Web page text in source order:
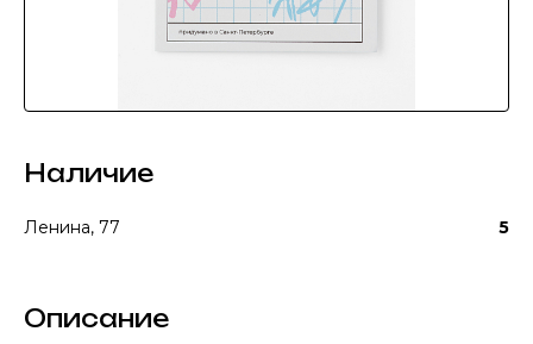
Наличие
Ленина, 77 5
Описание